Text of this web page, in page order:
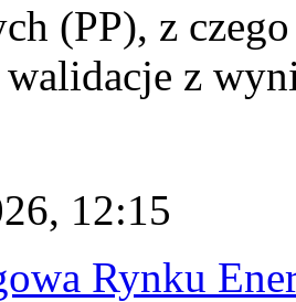
(PP), z
walidacje z
12:15
Rynku